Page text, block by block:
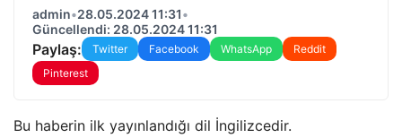
admin•28.05.2024 11:31•
Güncellendi: 28.05.2024 11:31
Paylaş: Twitter Facebook WhatsApp
Reddit
Pinterest
Bu haberin ilk yayınlandığı dil İngilizcedir.